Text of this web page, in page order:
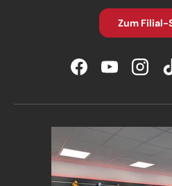
Zum Filial-
FacebookYouTube